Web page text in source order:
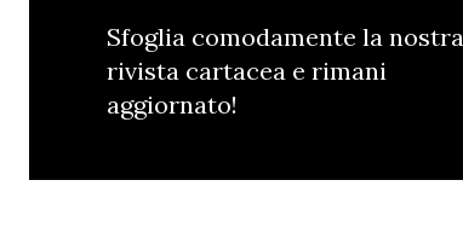
Sfoglia comodamente la nostra
rivista cartacea e rimani
aggiornato!